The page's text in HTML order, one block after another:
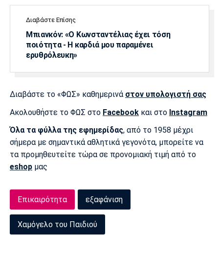
Πόρτο Μπενφίκα
Διαβάστε Επίσης
Μπιανκόν: «Ο Κωνσταντέλιας έχει τόση
ποιότητα - Η καρδιά μου παραμένει
ερυθρόλευκη»
Διαβάστε το «ΦΩΣ» καθημερινά στον υπολογιστή σας
Ακολουθήστε το ΦΩΣ στο Facebook και στο Instagram
Όλα τα φύλλα της εφημερίδας, από το 1958 μέχρι
σήμερα με σημαντικά αθλητικά γεγονότα, μπορείτε να
τα προμηθευτείτε τώρα σε προνομιακή τιμή από το
eshop μας
Επικαιρότητα εξαφάνιση
Χαμόγελο του Παιδιού